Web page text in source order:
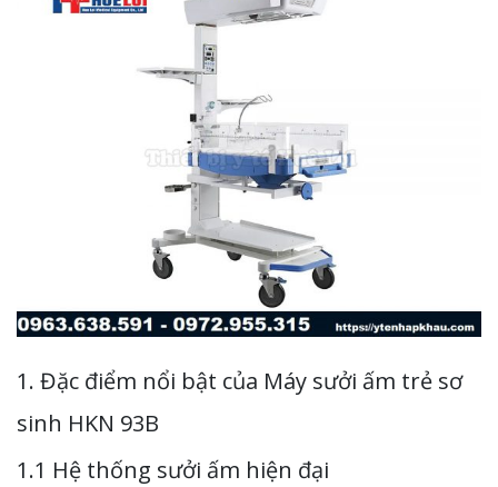
1. Đặc điểm nổi bật của Máy sưởi ấm trẻ sơ
sinh HKN 93B
1.1 Hệ thống sưởi ấm hiện đại